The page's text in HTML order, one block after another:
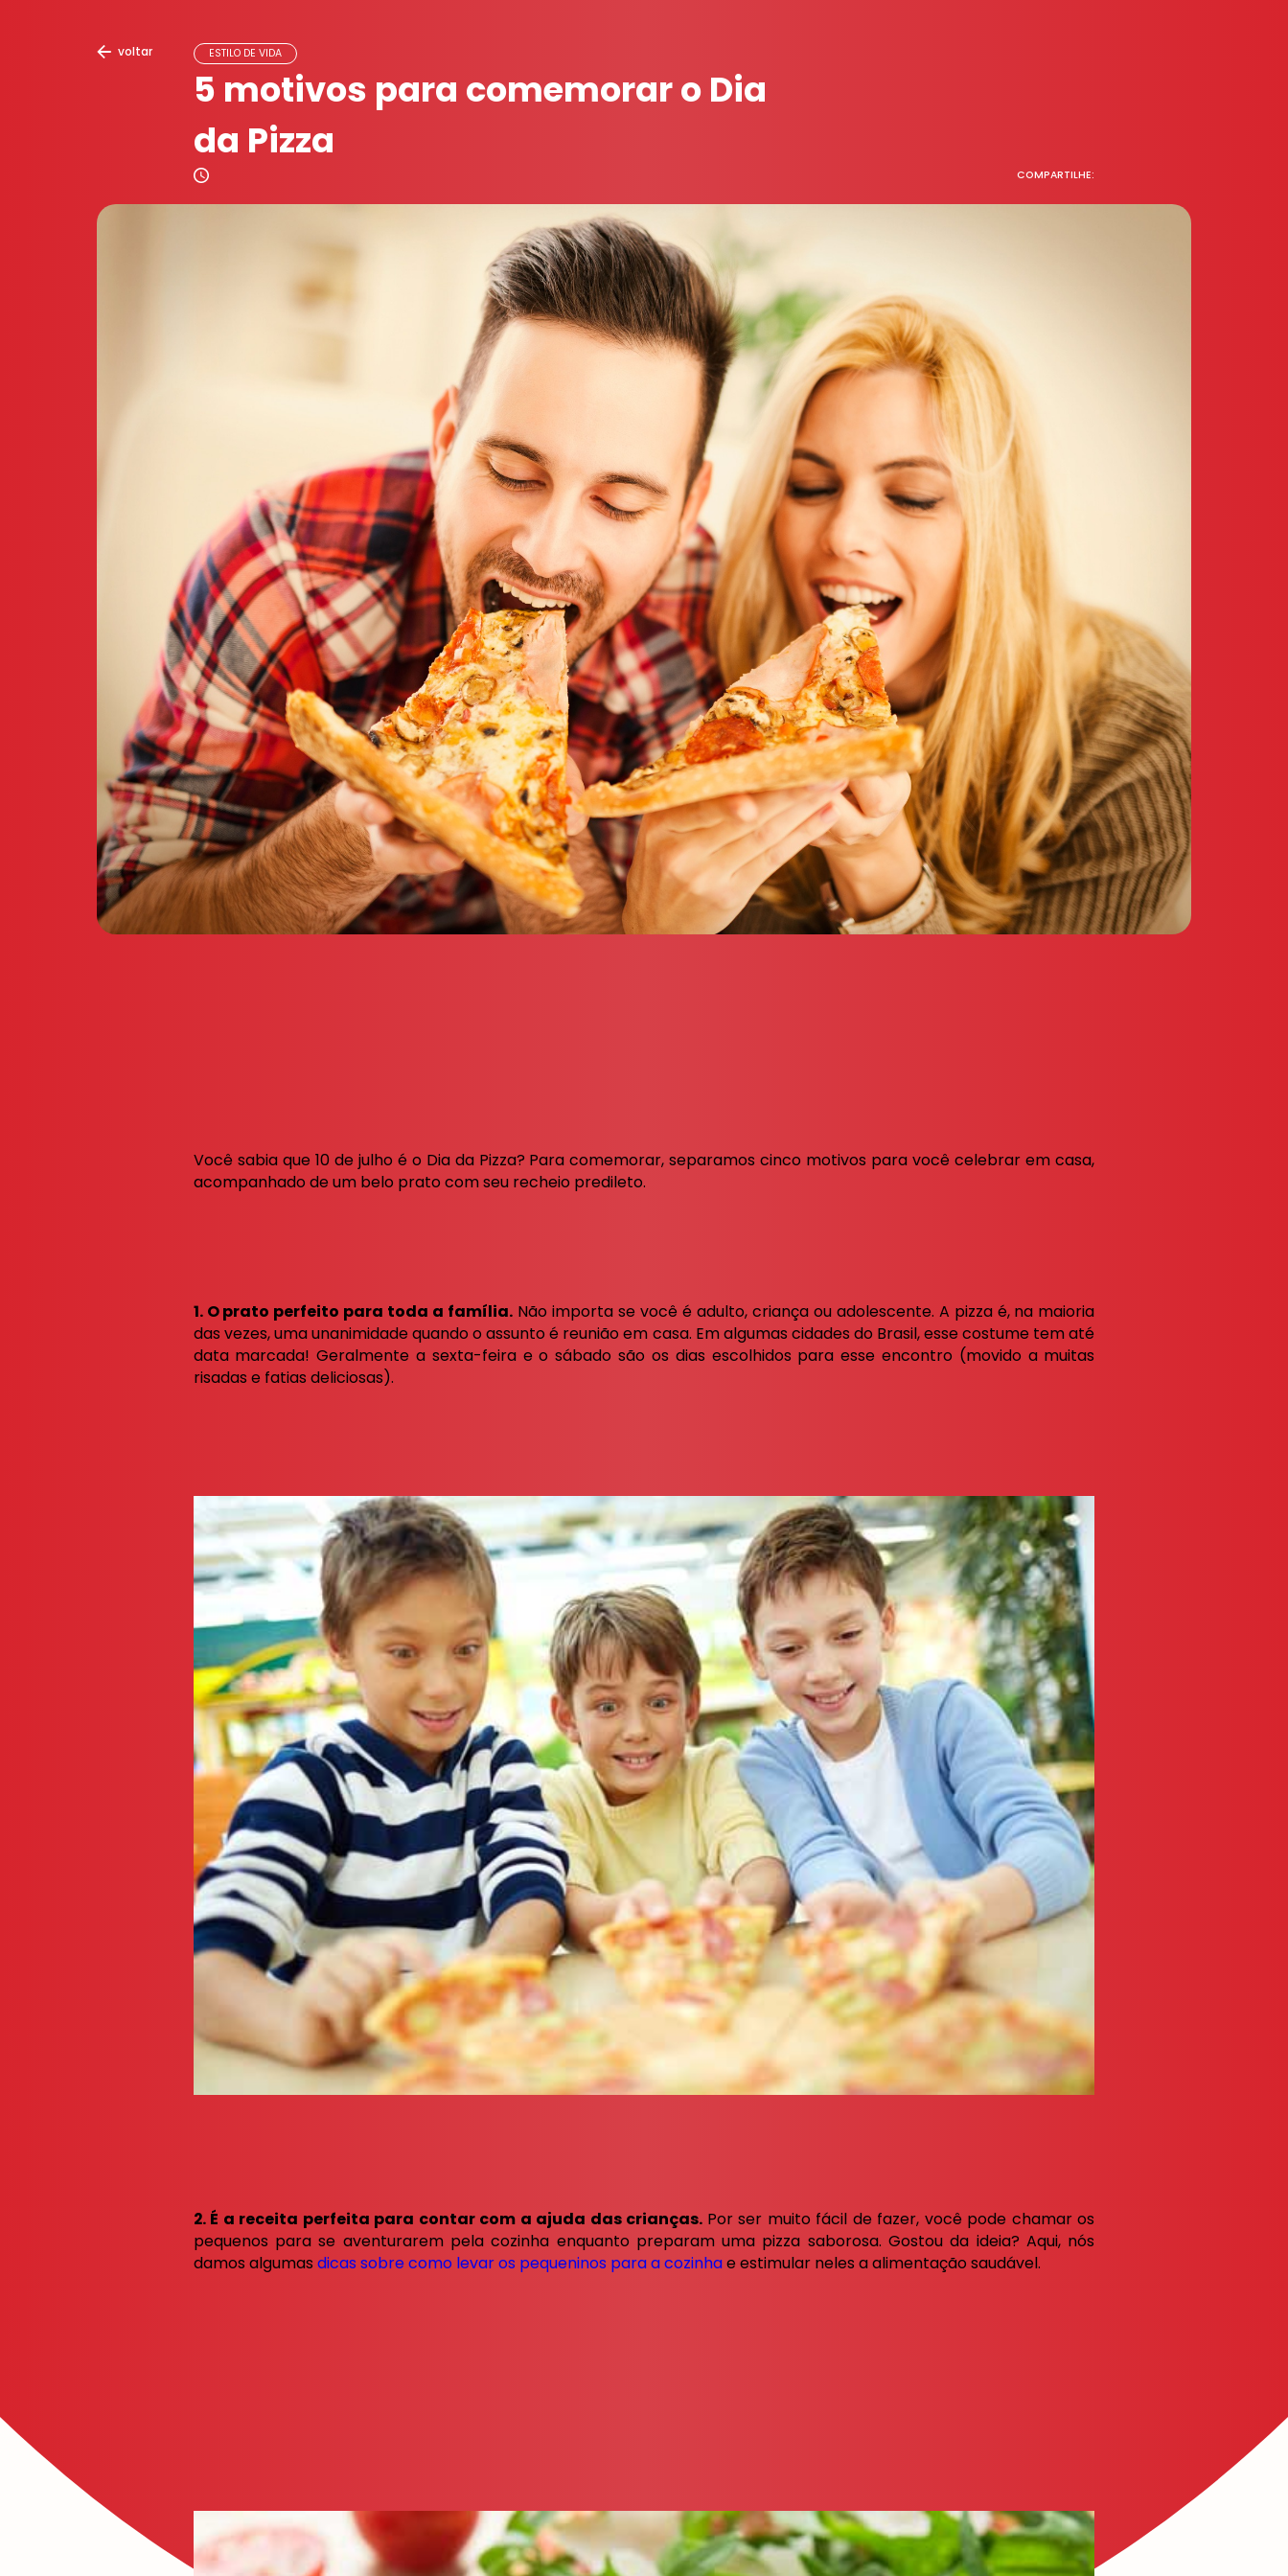
voltar ESTILO DE VIDA
5 motivos para comemorar o Dia
da Pizza
COMPARTILHE:
Você sabia que 10 de julho é o Dia da Pizza? Para comemorar, separamos cinco motivos para você celebrar em casa,
acompanhado de um belo prato com seu recheio predileto.
1. O prato perfeito para toda a família. Não importa se você é adulto, criança ou adolescente. A pizza é, na maioria
das vezes, uma unanimidade quando o assunto é reunião em casa. Em algumas cidades do Brasil, esse costume tem até
data marcada! Geralmente a sexta-feira e o sábado são os dias escolhidos para esse encontro (movido a muitas
risadas e fatias deliciosas).
2. É a receita perfeita para contar com a ajuda das crianças. Por ser muito fácil de fazer, você pode chamar os
pequenos para se aventurarem pela cozinha enquanto preparam uma pizza saborosa. Gostou da ideia? Aqui, nós
damos algumas dicas sobre como levar os pequeninos para a cozinhae estimular neles a alimentação saudável.